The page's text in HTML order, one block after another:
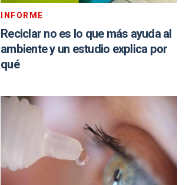
INFORME
Reciclar no es lo que más ayuda al
ambiente y un estudio explica por
qué